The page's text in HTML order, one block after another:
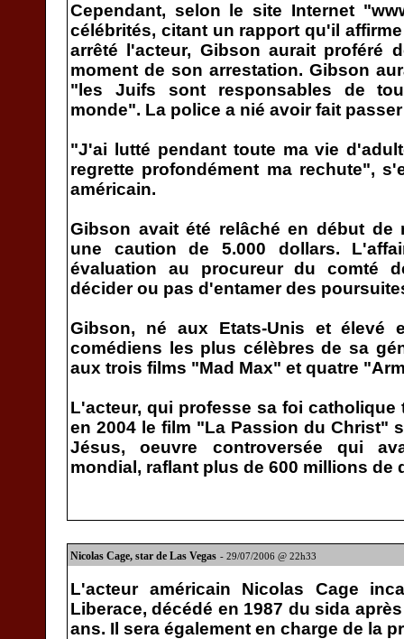
Cependant, selon le site Internet
célébrités, citant un rapport qu'il
arrêté l'acteur, Gibson aurait proféré
moment de son arrestation. Gibson
"les Juifs sont responsables de
monde". La police a nié avoir fait
"J'ai lutté pendant toute ma vie
regrette profondément ma rechute",
américain.
Gibson avait été relâché en début de
une caution de 5.000 dollars.
évaluation au procureur du comté
décider ou pas d'entamer des
Gibson, né aux Etats-Unis et élevé
comédiens les plus célèbres de sa
aux trois films "Mad Max" et quatre
L'acteur, qui professe sa foi catholique
en 2004 le film "La Passion du Christ"
Jésus, oeuvre controversée qui
mondial, raflant plus de 600 millions de
Nicolas Cage, star de Las Vegas - 29/07/2006 @ 22h33
L'acteur américain Nicolas Cage
Liberace, décédé en 1987 du sida
ans. Il sera également en charge de la